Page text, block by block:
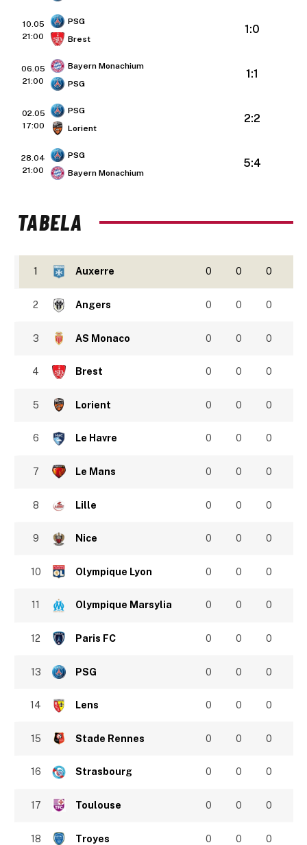
10.05
21:00
PSG
Brest
1:0
06.05
21:00
Bayern Monachium
PSG
1:1
02.05
17:00
PSG
Lorient
2:2
28.04
21:00
PSG
Bayern Monachium
5:4
TABELA
1 Auxerre 0 0 0
2 Angers 0 0 0
3 AS Monaco 0 0 0
4 Brest 0 0 0
5 Lorient 0 0 0
6 Le Havre 0 0 0
7 Le Mans 0 0 0
8 Lille 0 0 0
9 Nice 0 0 0
10 Olympique Lyon 0 0 0
11 Olympique Marsylia 0 0 0
12 Paris FC 0 0 0
13 PSG 0 0 0
14 Lens 0 0 0
15 Stade Rennes 0 0 0
16 Strasbourg 0 0 0
17 Toulouse 0 0 0
18 Troyes 0 0 0